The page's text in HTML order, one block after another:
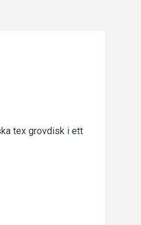
tex grovdisk i ett